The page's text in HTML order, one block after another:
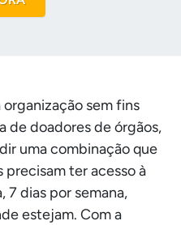
organização sem fins
de doadores de órgãos,
uma combinação que
precisam ter acesso à
7 dias por semana,
estejam. Com a